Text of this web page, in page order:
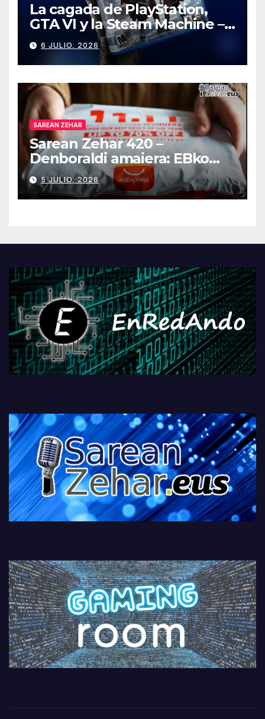
La cagada de PlayStation,
GTA VI y la Steam Machine –
Gaming Room #130
6 JULIO, 2026
SAREAN ZEHAR
Sarean Zehar 420 –
Denboraldi amaiera: EBko
muga-zerga berriak
AliExpressi, AEBetako AAren
kontrola, Googleri behin
PlayStationeko bideojoko
5 JULIO, 2026